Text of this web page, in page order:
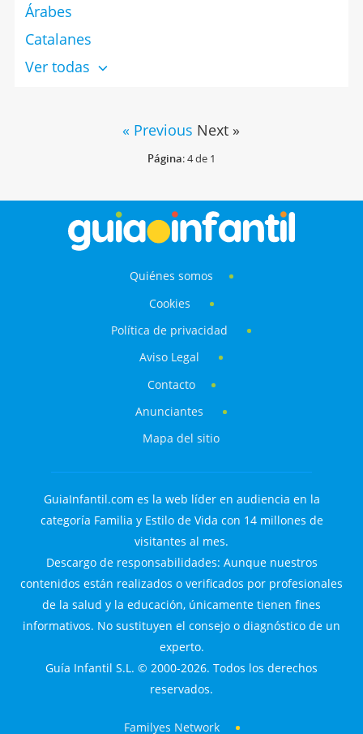
Árabes
Catalanes
Ver todas
« Previous Next »
Página: 4 de 1
Quiénes somos
Cookies
Política de privacidad
Aviso Legal
Contacto
Anunciantes
Mapa del sitio
GuiaInfantil.com es la web líder en audiencia en la
categoría Familia y Estilo de Vida con 14 millones de
visitantes al mes.
Descargo de responsabilidades: Aunque nuestros
contenidos están realizados o verificados por profesionales
de la salud y la educación, únicamente tienen fines
informativos. No sustituyen el consejo o diagnóstico de un
experto.
Guía Infantil S.L. © 2000-2026. Todos los derechos
reservados.
Familyes Network